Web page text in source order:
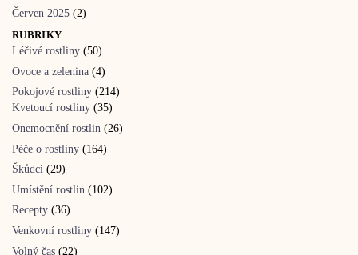
Červen 2025 (2)
RUBRIKY
Léčivé rostliny (50)
Ovoce a zelenina (4)
Pokojové rostliny (214)
Kvetoucí rostliny (35)
Onemocnění rostlin (26)
Péče o rostliny (164)
Škůdci (29)
Umístění rostlin (102)
Recepty (36)
Venkovní rostliny (147)
Volný čas (22)